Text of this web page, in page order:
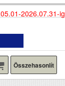
2026.07.31-ig
Összehasonlít